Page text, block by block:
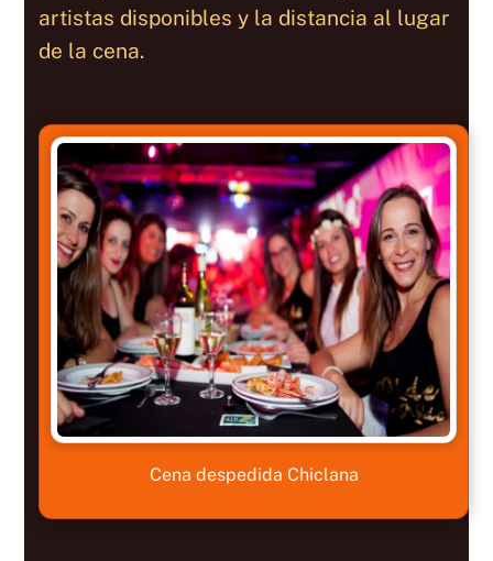
artistas disponibles y la distancia al lugar
de la cena.
Cena despedida Chiclana